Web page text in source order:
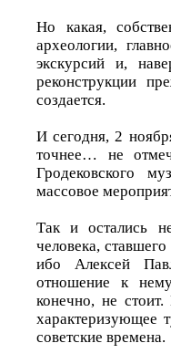
Но какая,
археологии,
экскурсий и,
реконструкции
создается.
И сегодня, 2
точнее… не
Гродековского
массовое
Так и остались
человека,
ибо Алексей
отношение к
конечно, не
характеризующее
советские времена.